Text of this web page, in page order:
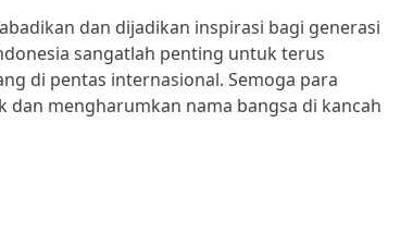
dan dijadikan inspirasi bagi generasi
sangatlah penting untuk terus
di pentas internasional. Semoga para
mengharumkan nama bangsa di kancah